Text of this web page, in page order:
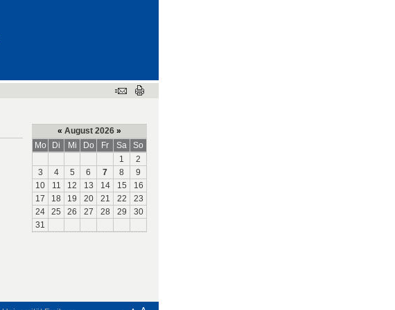
« August 2026 »
Mo
Di Mi Do Fr Sa
So
1
2
3
4 5 6 7 8
9
10
11 12 13 14 15
16
17
18 19 20 21 22
23
24
25 26 27 28 29
30
31